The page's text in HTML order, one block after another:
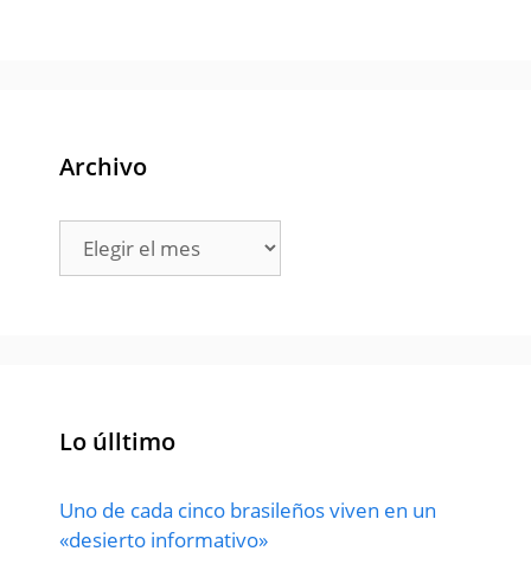
Archivo
Archivo
Lo úlltimo
Uno de cada cinco brasileños viven en un
«desierto informativo»